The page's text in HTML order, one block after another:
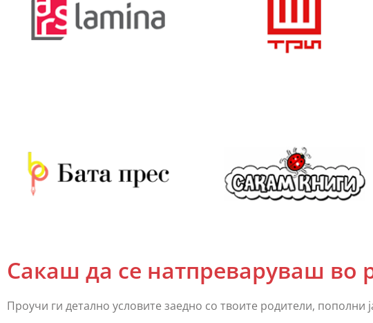
Сакаш да се натпреваруваш во
Проучи ги детално условите заедно со твоите родители, пополни